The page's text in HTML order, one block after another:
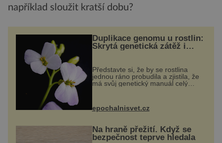
například sloužit kratší dobu?
Duplikace genomu u rostlin:
Skrytá genetická zátěž i
Představte si, že by se rostlina
jednou ráno probudila a zjistila, že
má svůj genetický manuál celý
výzkumu to může být pro druhy
vstupenka...
epochalnisvet.cz
Na hraně přežití. Když se
bezpečnost teprve hledala